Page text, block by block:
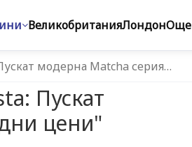
ВеликобританияЛондонОще
модерна Matcha серия…
Пускат
цени"